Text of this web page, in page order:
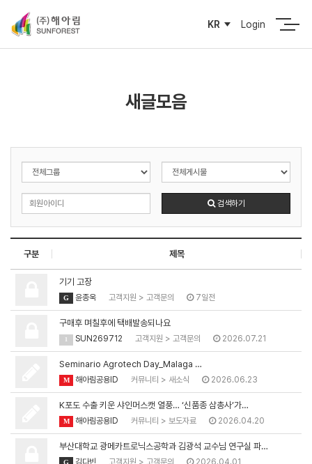
KR Login
새글모음
검색하기
구분 제목
기기 고장
G 윤종욱 고객지원 > 고객문의 7일전
구매후 며칠후에 택배발송되나요
SUN269712 고객지원 > 고객문의 2026.07.21
Seminario Agrotech Day_Malaga …
M 해아림공용ID 커뮤니티 > 새소식 2026.06.23
K포도 수출 키운 샤인머스캣 열풍… ‘신품종 삼총사’가…
M 해아림공용ID 커뮤니티 > 보도자료 2026.04.20
부산대학교 광메카트로닉스공학과 김광석 교수님 연구실 파…
G 김다빈 고객지원 > 고객문의 2026.04.01